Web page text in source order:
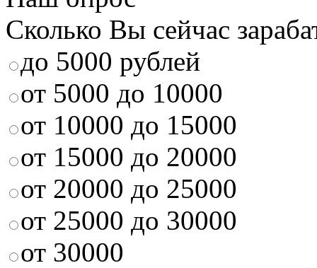
Сколько Вы сейчас
до 5000 рублей
от 5000 до 10000
от 10000 до 15000
от 15000 до 20000
от 20000 до 25000
от 25000 до 30000
от 30000